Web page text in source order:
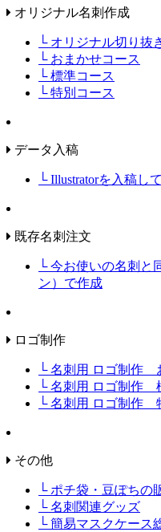
オリジナル名刺作成
└ オリジナル切り抜
└ おまかせコース
└ 標準コース
└ 特別コース
データ入稿
└ Illustratorを入稿し
既存名刺注文
└ 今お使いの名刺と
ン）で作成
ロゴ制作
└ 名刺用 ロゴ制作
└ 名刺用 ロゴ制作
└ 名刺用 ロゴ制作
その他
└ ポチ袋・豆ぽちの
└ 名刺関連グッズ
└ 簡易マスクケース